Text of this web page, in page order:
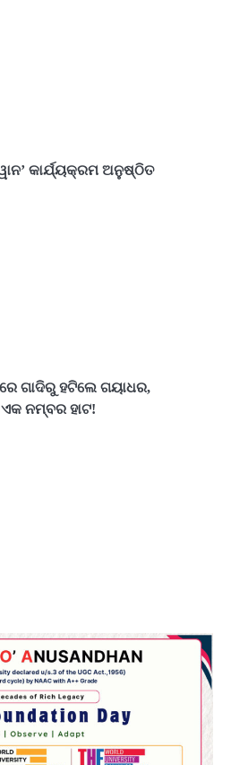
କାର୍ଯ୍ୟକ୍ରମ ଅନୁଷ୍ଠିତ
ଗାଦିରୁ ହଟିଲେ ଗୟାଧର,
ନମ୍ବର ହାଟ!